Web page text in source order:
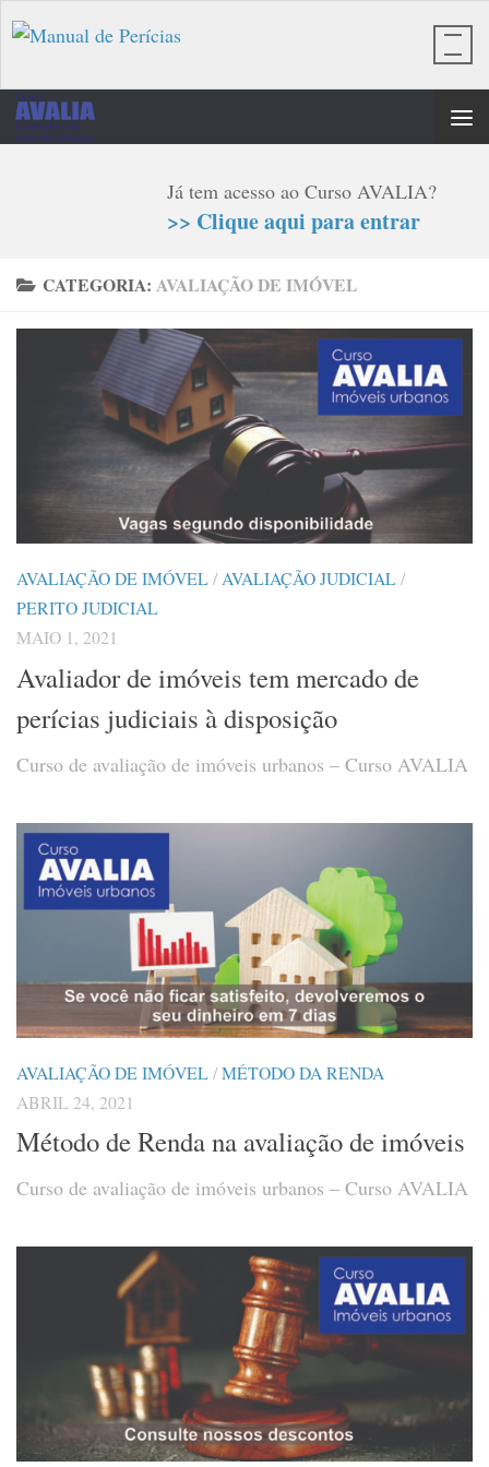
Skip to content
Já tem acesso ao Curso AVALIA?
>> Clique aqui para entrar
CATEGORIA: AVALIAÇÃO DE IMÓVEL
AVALIAÇÃO DE IMÓVEL/AVALIAÇÃO JUDICIAL/
PERITO JUDICIAL
MAIO 1, 2021
Avaliador de imóveis tem mercado de
perícias judiciais à disposição
Curso de avaliação de imóveis urbanos – Curso AVALIA
AVALIAÇÃO DE IMÓVEL/MÉTODO DA RENDA
ABRIL 24, 2021
Método de Renda na avaliação de imóveis
Curso de avaliação de imóveis urbanos – Curso AVALIA